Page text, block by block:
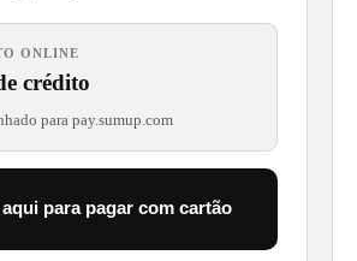
ONLINE
crédito
para pay.sumup.com
para pagar com cartão